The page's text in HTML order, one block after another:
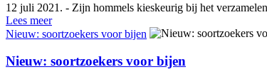
12 juli 2021. - Zijn hommels kieskeurig bij het
Lees meer
Nieuw: soortzoekers voor bijen
Nieuw: soortzoekers voor bijen